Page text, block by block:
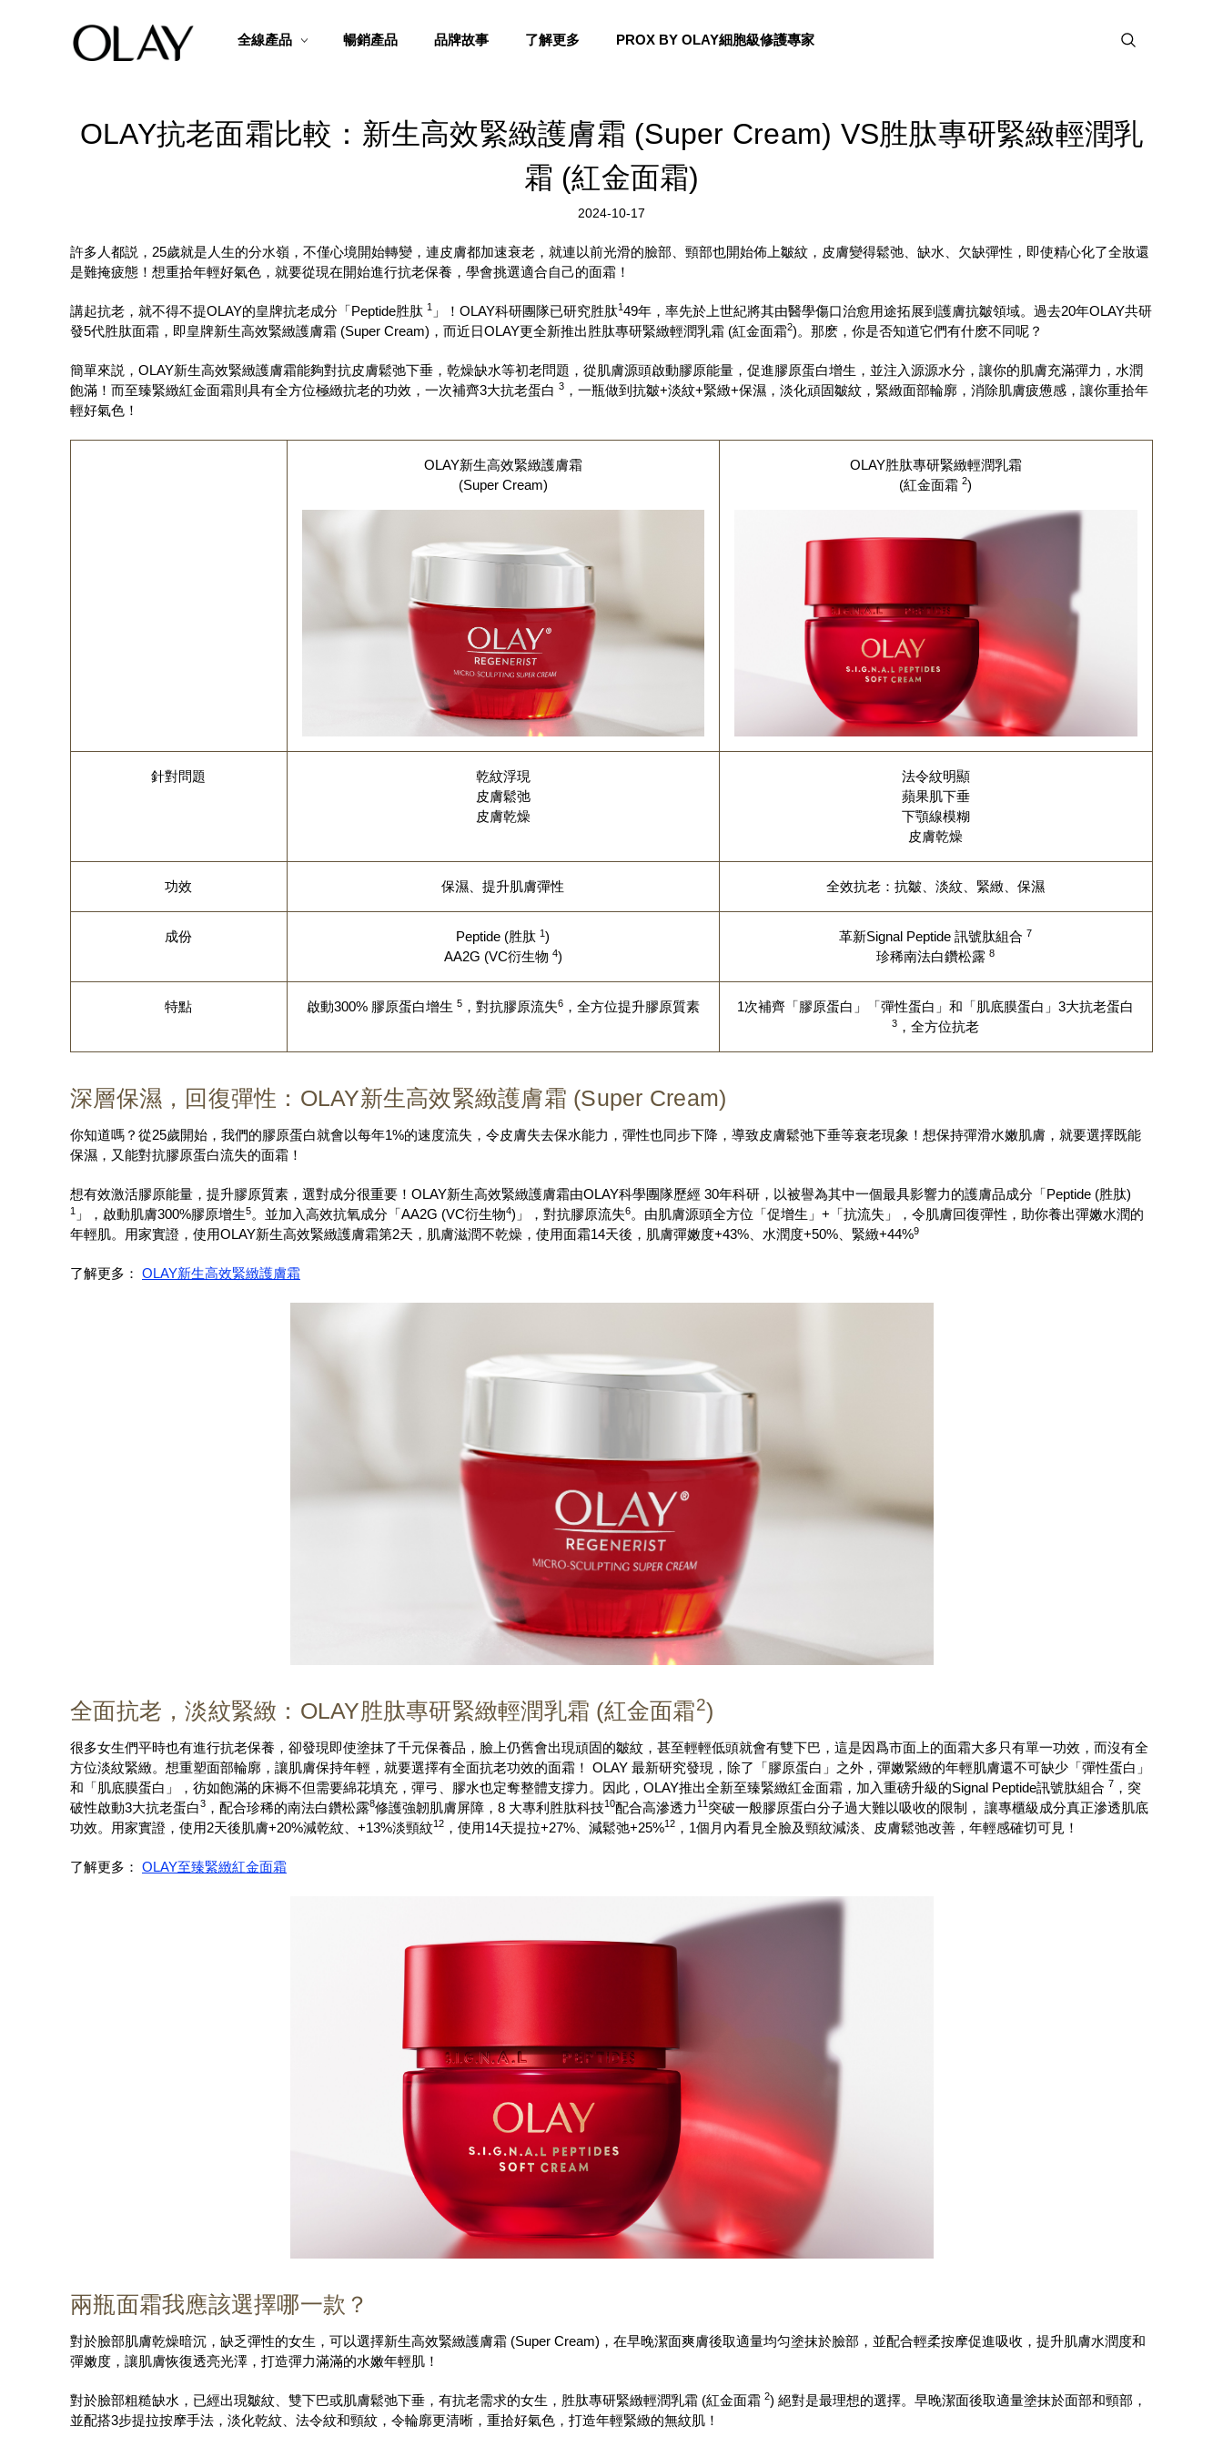
全線產品 暢銷產品 品牌故事 了解更多 PROX BY OLAY細胞級修護專家
OLAY抗老面霜比較：新生高效緊緻護膚霜 (Super Cream) VS胜肽專研緊緻輕潤乳
霜 (紅金面霜)
2024-10-17
許多人都説，25歲就是人生的分水嶺，不僅心境開始轉變，連皮膚都加速衰老，就連以前光滑的臉部、頸部也開始佈上皺紋，皮膚變得鬆弛、缺水、欠缺彈性，即使精心化了全妝還
是難掩疲態！想重拾年輕好氣色，就要從現在開始進行抗老保養，學會挑選適合自己的面霜！
講起抗老，就不得不提OLAY的皇牌抗老成分「Peptide胜肽 1 」！OLAY科研團隊已研究胜肽1 49年，率先於上世紀將其由醫學傷口治愈用途拓展到護膚抗皺領域。過去20年OLAY共研
發5代胜肽面霜，即皇牌新生高效緊緻護膚霜 (Super Cream)，而近日OLAY更全新推出胜肽專研緊緻輕潤乳霜 (紅金面霜2)。那麽，你是否知道它們有什麽不同呢？
簡單來説，OLAY新生高效緊緻護膚霜能夠對抗皮膚鬆弛下垂，乾燥缺水等初老問題，從肌膚源頭啟動膠原能量，促進膠原蛋白增生，並注入源源水分，讓你的肌膚充滿彈力，水潤
飽滿！而至臻緊緻紅金面霜則具有全方位極緻抗老的功效，一次補齊3大抗老蛋白 3 ，一瓶做到抗皺+淡紋+緊緻+保濕，淡化頑固皺紋，緊緻面部輪廓，消除肌膚疲憊感，讓你重拾年
輕好氣色！
OLAY新生高效緊緻護膚霜
(Super Cream)
OLAY胜肽專研緊緻輕潤乳霜
(紅金面霜2)
針對問題
乾紋浮現
皮膚鬆弛
皮膚乾燥
法令紋明顯
蘋果肌下垂
下顎線模糊
皮膚乾燥
功效 保濕、提升肌膚彈性 全效抗老：抗皺、淡紋、緊緻、保濕
成份 Peptide (胜肽1)
AA2G (VC衍生物 4)
革新Signal Peptide 訊號肽組合 7
珍稀南法白鑽松露8
特點 啟動300% 膠原蛋白增生 5，對抗膠原流失6，全方位提升膠原質素 1次補齊「膠原蛋白」「彈性蛋白」和「肌底膜蛋白」3大抗老蛋白
3 ，全方位抗老
深層保濕，回復彈性：OLAY新生高效緊緻護膚霜 (Super Cream)
你知道嗎？從25歲開始，我們的膠原蛋白就會以每年1%的速度流失，令皮膚失去保水能力，彈性也同步下降，導致皮膚鬆弛下垂等衰老現象！想保持彈滑水嫩肌膚，就要選擇既能
保濕，又能對抗膠原蛋白流失的面霜！
想有效激活膠原能量，提升膠原質素，選對成分很重要！OLAY新生高效緊緻護膚霜由OLAY科學團隊歷經 30年科研，以被譽為其中一個最具影響力的護膚品成分「Peptide (胜肽)
1 」，啟動肌膚300%膠原增生5。並加入高效抗氧成分「AA2G (VC衍生物4)」，對抗膠原流失6。由肌膚源頭全方位「促增生」+「抗流失」，令肌膚回復彈性，助你養出彈嫩水潤的
年輕肌。用家實證，使用OLAY新生高效緊緻護膚霜第2天，肌膚滋潤不乾燥，使用面霜14天後，肌膚彈嫩度+43%、水潤度+50%、緊緻+44%9
了解更多： OLAY新生高效緊緻護膚霜
全面抗老，淡紋緊緻：OLAY胜肽專研緊緻輕潤乳霜 (紅金面霜2)
很多女生們平時也有進行抗老保養，卻發現即使塗抹了千元保養品，臉上仍舊會出現頑固的皺紋，甚至輕輕低頭就會有雙下巴，這是因爲市面上的面霜大多只有單一功效，而沒有全
方位淡紋緊緻。想重塑面部輪廓，讓肌膚保持年輕，就要選擇有全面抗老功效的面霜！ OLAY 最新研究發現，除了「膠原蛋白」之外，彈嫩緊緻的年輕肌膚還不可缺少「彈性蛋白」
和「肌底膜蛋白」，彷如飽滿的床褥不但需要綿花填充，彈弓、膠水也定奪整體支撐力。因此，OLAY推出全新至臻緊緻紅金面霜，加入重磅升級的Signal Peptide訊號肽組合 7 ，突
破性啟動3大抗老蛋白3 ，配合珍稀的南法白鑽松露8修護強韌肌膚屏障，8 大專利胜肽科技10配合高滲透力 11 突破一般膠原蛋白分子過大難以吸收的限制， 讓專櫃級成分真正滲透肌底
功效。用家實證，使用2天後肌膚+20%減乾紋、+13%淡頸紋12 ，使用14天提拉+27%、減鬆弛+25%12 ，1個月內看見全臉及頸紋減淡、皮膚鬆弛改善，年輕感確切可見！
了解更多： OLAY至臻緊緻紅金面霜
兩瓶面霜我應該選擇哪一款？
對於臉部肌膚乾燥暗沉，缺乏彈性的女生，可以選擇新生高效緊緻護膚霜 (Super Cream)，在早晚潔面爽膚後取適量均匀塗抹於臉部，並配合輕柔按摩促進吸收，提升肌膚水潤度和
彈嫩度，讓肌膚恢復透亮光澤，打造彈力滿滿的水嫩年輕肌！
對於臉部粗糙缺水，已經出現皺紋、雙下巴或肌膚鬆弛下垂，有抗老需求的女生，胜肽專研緊緻輕潤乳霜 (紅金面霜 2) 絕對是最理想的選擇。早晚潔面後取適量塗抹於面部和頸部，
並配搭3步提拉按摩手法，淡化乾紋、法令紋和頸紋，令輪廓更清晰，重拾好氣色，打造年輕緊緻的無紋肌！